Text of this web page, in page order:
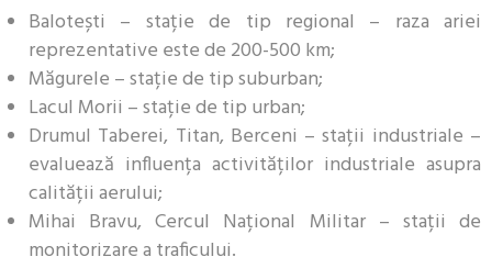
Balotești – stație de tip regional – raza ariei
reprezentative este de 200-500 km;
Măgurele – stație de tip suburban;
Lacul Morii – stație de tip urban;
Drumul Taberei, Titan, Berceni – stații industriale –
evaluează influența activităților industriale asupra
calității aerului;
Mihai Bravu, Cercul Național Militar – stații de
monitorizare a traficului.